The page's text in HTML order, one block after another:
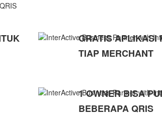
GRATIS APLIKASI
TIAP MERCHANT
1 OWNER BISA
BEBERAPA QRIS